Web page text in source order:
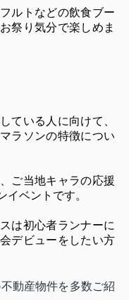
ルトなどの飲食ブー
祭り気分で楽しめま
ている人に向けて、
ラソンの特徴につい
ご当地キャラの応援
イベントです。
は初心者ランナーに
デビューをしたい方
動産物件を多数ご紹